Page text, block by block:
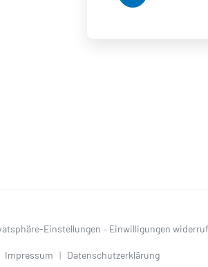
Einstellungen – Einwilligungen
Impressum | Datenschutzerklärung